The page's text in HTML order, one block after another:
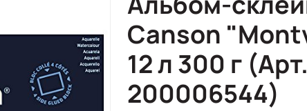
Canson
12 л 300 г
200006544)